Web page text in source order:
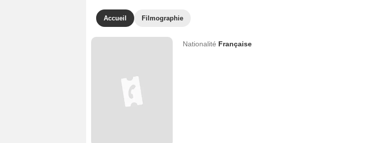
Accueil Filmographie
Nationalité Française